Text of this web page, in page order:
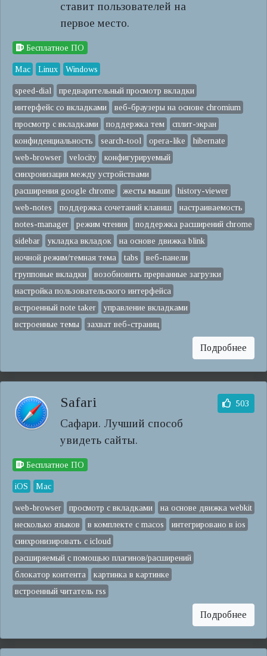
ставит пользователей на
первое место.
Бесплатное ПО
Mac Linux Windows
speed-dial
предварительный просмотр вкладки
интерфейс со вкладками
веб-браузеры на основе chromium
просмотр с вкладками
поддержка тем
сплит-экран
конфиденциальность
search-tool opera-like
hibernate
web-browser
velocity
конфигурируемый
синхронизация между устройствами
расширения google chrome
жесты мыши
history-viewer
web-notes
поддержка сочетаний клавиш
настраиваемость
notes-manager
режим чтения
поддержка расширений chrome
sidebar
укладка вкладок
на основе движка blink
ночной режим/темная тема
tabs
веб-панели
групповые вкладки
возобновить прерванные загрузки
настройка пользовательского интерфейса
встроенный note taker
управление вкладками
встроенные темы
захват веб-страниц
Подробнее
Safari
Сафари. Лучший способ
увидеть сайты.
503
Бесплатное ПО
iOS Mac
web-browser просмотр с вкладками
на основе движка webkit
несколько языков
в комплекте с macos
интегрировано в ios
синхронизировать с icloud
расширяемый с помощью плагинов/расширений
блокатор контента
картинка в картинке
встроенный читатель rss
Подробнее